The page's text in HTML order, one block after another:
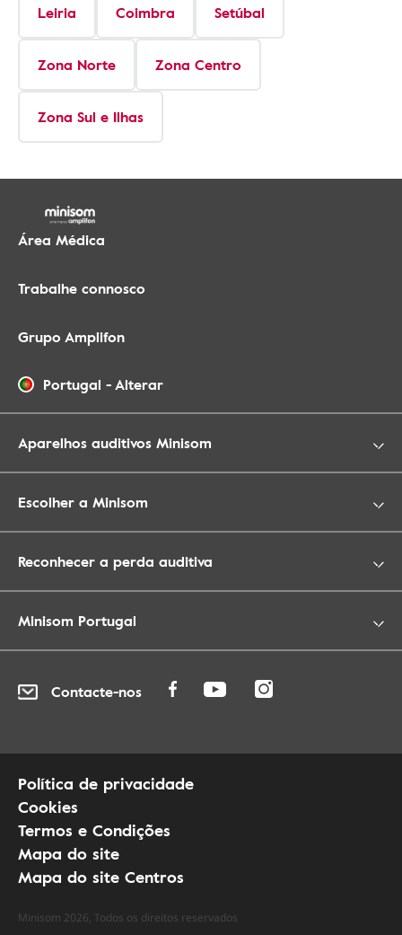
Leiria Coimbra Setúbal
Zona Norte Zona Centro
Zona Sul e Ilhas
Área Médica
Trabalhe connosco
Grupo Amplifon
Portugal -Alterar
Aparelhos auditivos Minisom
Escolher a Minisom
Reconhecer a perda auditiva
Minisom Portugal
Contacte-nos
Política de privacidade
Cookies
Termos e Condições
Mapa do site
Mapa do site Centros
Minisom 2026, Todos os direitos reservados